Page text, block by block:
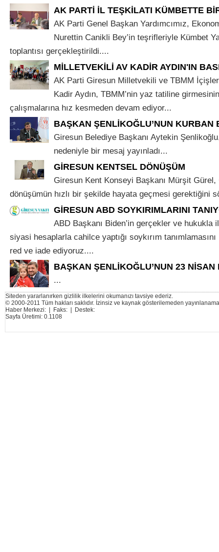
AK PARTİ İL TEŞKİLATI KÜMBETTE
AK Parti Genel Başkan Yardımcımız,
Nurettin Canikli Bey’in teşrifleriyle Kümbet
toplantısı gerçekleştirildi....
MİLLETVEKİLİ AV KADİR AYDIN'IN
AK Parti Giresun Milletvekili ve TBMM
Kadir Aydın, TBMM’nin yaz tatiline
çalışmalarına hız kesmeden devam ediyor...
BAŞKAN ŞENLİKOĞLU’NUN KURBAN
Giresun Belediye Başkanı Aytekin
nedeniyle bir mesaj yayınladı...
GİRESUN KENTSEL DÖNÜŞÜM
Giresun Kent Konseyi Başkanı Mürşit Gürel,
dönüşümün hızlı bir şekilde hayata geçmesi gerektiğini
GİRESUN ABD SOYKIRIMLARINI
ABD Başkanı Biden’in gerçekler ve hukukla
siyasi hesaplarla cahilce yaptığı soykırım
red ve iade ediyoruz....
BAŞKAN ŞENLİKOĞLU’NUN 23 NİSAN
...
Siteden yararlanırken gizlilik ilkelerini okumanızı tavsiye ederiz.
© 2000-2011 Tüm hakları saklıdır. İzinsiz ve kaynak gösterilemeden
Haber Merkezi: | Faks: | Destek:
Sayfa Üretimi: 0.1108